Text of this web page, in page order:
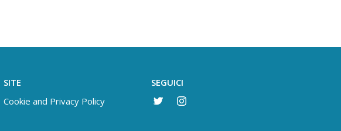
SITE
Cookie and Privacy Policy
SEGUICI